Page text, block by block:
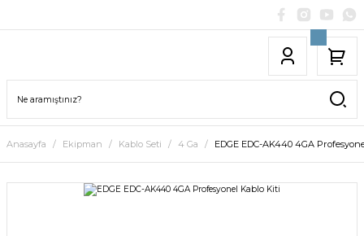
Anasayfa Ekipman Kablo Seti 4 Ga EDGE EDC-AK440 4GA